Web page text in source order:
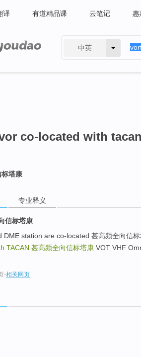
译 有道精品课 云笔记 惠
中英
co-located with tacan
塔康
专业释义
信标塔康
DME station are co-located 甚高频全向信
TACAN 甚高频全向信标塔康 VOT VHF
-相关网页